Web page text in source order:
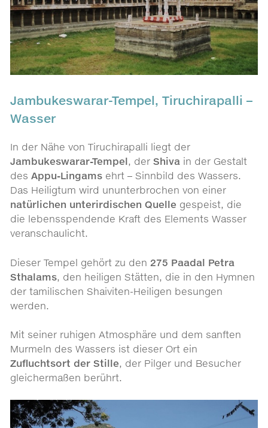
Jambukeswarar-Tempel, Tiruchirapalli –
Wasser
In der Nähe von Tiruchirapalli liegt der
Jambukeswarar-Tempel, derShiva in der Gestalt
desAppu-Lingams ehrt – Sinnbild des Wassers.
Das Heiligtum wird ununterbrochen von einer
natürlichen unterirdischen Quelle gespeist, die
die lebensspendende Kraft des Elements Wasser
veranschaulicht.
Dieser Tempel gehört zu den 275 Paadal Petra
Sthalams, den heiligen Stätten, die in den Hymnen
der tamilischen Shaiviten-Heiligen besungen
werden.
Mit seiner ruhigen Atmosphäre und dem sanften
Murmeln des Wassers ist dieser Ort ein
Zufluchtsort der Stille, der Pilger und Besucher
gleichermaßen berührt.